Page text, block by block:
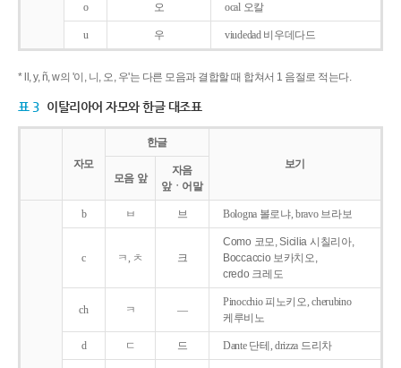
o 오 ocal 오칼
u 우 viudedad 비우데다드
* ll, y, ñ, w의 '이, 니, 오, 우'는 다른 모음과 결합할 때 합쳐서 1 음절로 적는다.
표 3 이탈리아어 자모와 한글 대조표
자모
한글
보기
모음 앞
자음
앞ㆍ어말
b ㅂ 브 Bologna 볼로냐, bravo 브라보
c ㅋ, ㅊ 크
Como 코모, Sicilia 시칠리아,
Boccaccio 보카치오,
credo 크레도
ch ㅋ ―
Pinocchio 피노키오, cherubino
케루비노
d ㄷ 드 Dante 단테, drizza 드리차